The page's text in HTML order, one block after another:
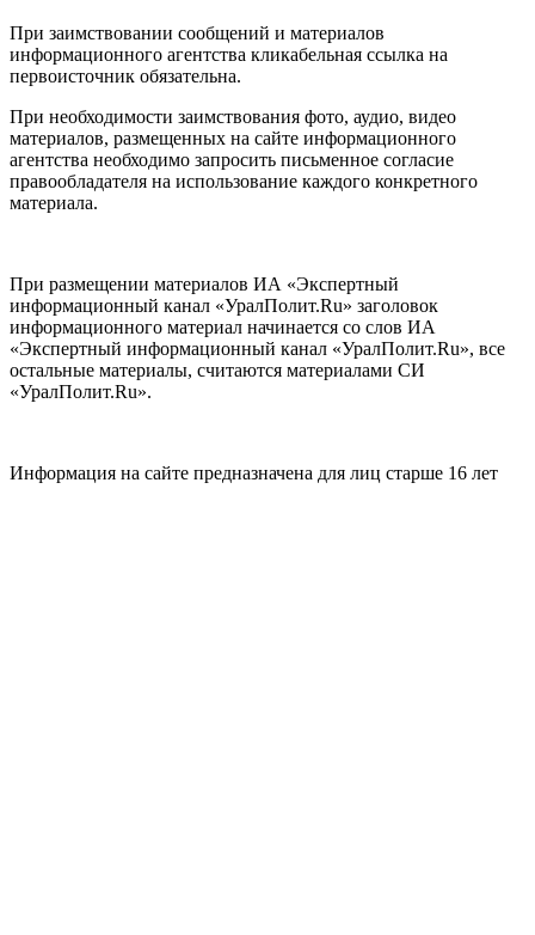
При заимствовании сообщений и материалов
информационного агентства кликабельная ссылка на
первоисточник обязательна.
При необходимости заимствования фото, аудио, видео
материалов, размещенных на сайте информационного
агентства необходимо запросить письменное согласие
правообладателя на использование каждого конкретного
материала.
При размещении материалов ИА «Экспертный
информационный канал «УралПолит.Ru» заголовок
информационного материал начинается со слов ИА
«Экспертный информационный канал «УралПолит.Ru», все
остальные материалы, считаются материалами СИ
«УралПолит.Ru».
Информация на сайте предназначена для лиц старше 16 лет